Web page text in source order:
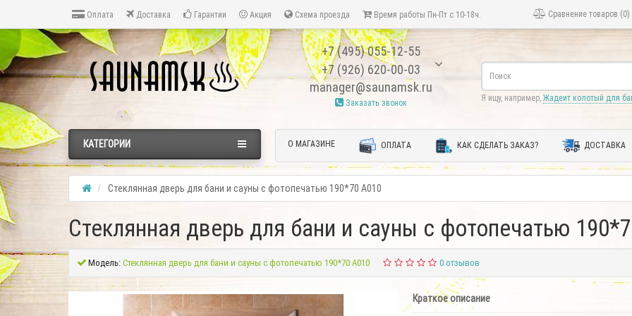
Оплата Доставка Гарантии Акция Схема проезда Время работы Пн-Пт с 10-18ч. Сравнение товаров (0)
+7 (495) 055-12-55
+7 (926) 620-00-03
manager@saunamsk.ru
Заказать звонок Я ищу, например, Жадеит колотый для
О МАГАЗИНЕ ОПЛАТА КАК СДЕЛАТЬ ЗАКАЗ? ДОСТАВКА
КАТЕГОРИИ
Стеклянная дверь для бани и сауны с фотопечатью 190*70 А010
Стеклянная дверь для бани и сауны с фотопечатью
Модель:Стеклянная дверь для бани и сауны с фотопечатью 190*70 А010 0 отзывов
Краткое описание